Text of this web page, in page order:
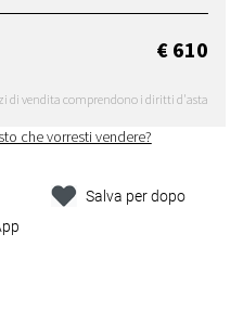
€ 610
di vendita comprendono i diritti d'asta
che vorresti vendere?
Salva per dopo